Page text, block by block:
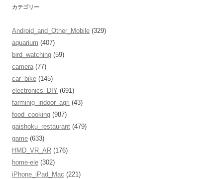
カテゴリー
Android_and_Other_Mobile (329)
aquarium (407)
bird_watching (59)
camera (77)
car_bike (145)
electronics_DIY (691)
farminig_indoor_agri (43)
food_cooking (987)
gaishoku_restaurant (479)
game (633)
HMD_VR_AR (176)
home-ele (302)
iPhone_iPad_Mac (221)